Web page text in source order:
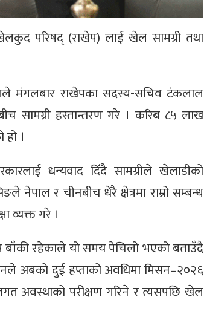
परिषद् (राखेप) लाई खेल सामग्री तथा
मंगलबार राखेपका सदस्य-सचिव टंकलाल
सामग्री हस्तान्तरण गरे । करिब ८५ लाख
।
धन्यवाद दिँदै सामग्रीले खेलाडीको
नेपाल र चीनबीच धेरै क्षेत्रमा राम्रो सम्बन्ध
व्यक्त गरे ।
रहेकाले यो समय पेचिलो भएको बताउँदै
अबको दुई हप्ताको अवधिमा मिसन–२०२६
अवस्थाको परीक्षण गरिने र त्यसपछि खेल